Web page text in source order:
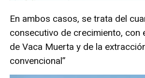
En ambos casos, se trata del
consecutivo de crecimiento, con
de Vaca Muerta y de la
convencional”